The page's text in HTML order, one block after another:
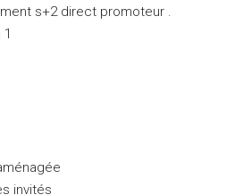
s+2 direct promoteur .
invités